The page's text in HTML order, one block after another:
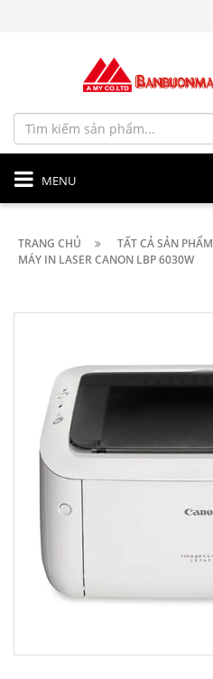
MENU
TRANG CHỦ
TẤT CẢ SẢN PHẨM
MÁY IN LASER CANON LBP 6030W